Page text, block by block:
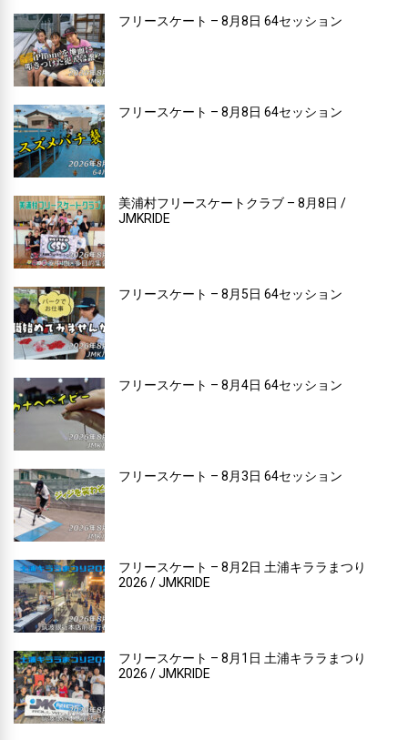
フリースケート – 8月8日 64セッション
フリースケート – 8月8日 64セッション
美浦村フリースケートクラブ – 8月8日 /
JMKRIDE
フリースケート – 8月5日 64セッション
フリースケート – 8月4日 64セッション
フリースケート – 8月3日 64セッション
フリースケート – 8月2日 土浦キララまつり
2026 / JMKRIDE
フリースケート – 8月1日 土浦キララまつり
2026 / JMKRIDE